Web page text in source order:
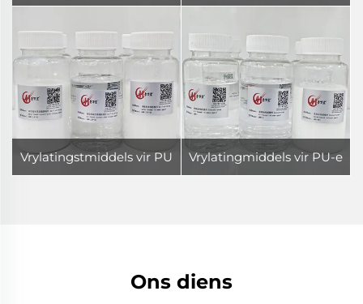
rodukte kte
Vrylatingstmiddels vir PU Vrylatingmiddels vir PU-e
Ons diens